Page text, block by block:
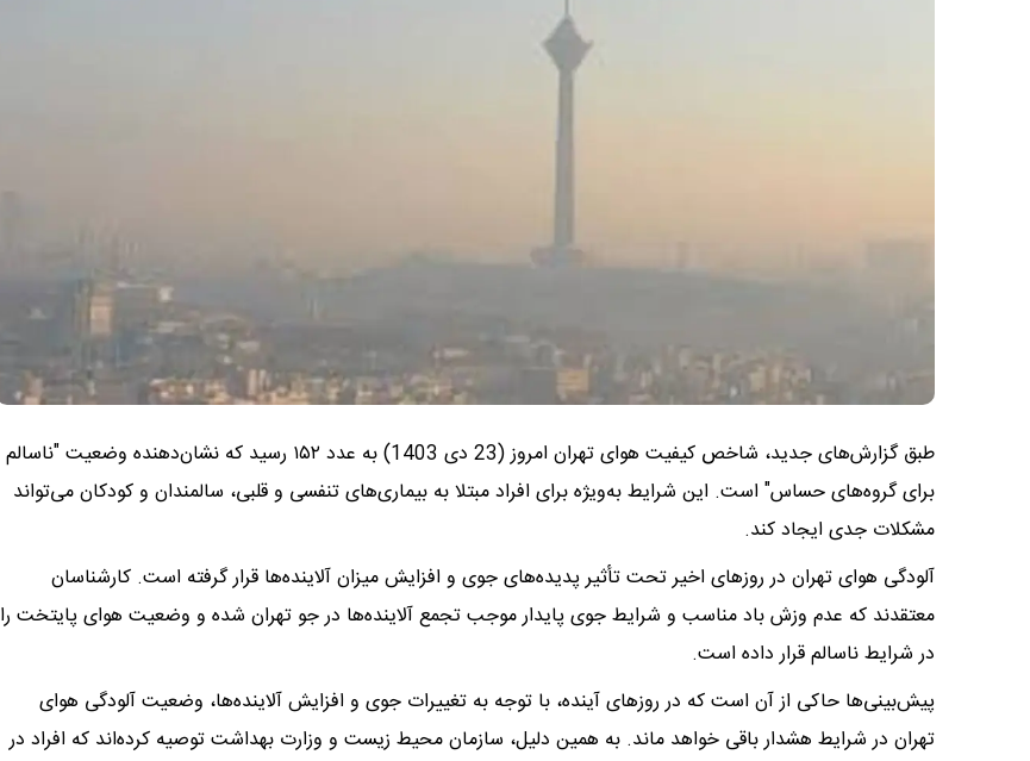
طبق گزارش‌های جدید، شاخص کیفیت هوای تهران امروز (23 دی 1403) به عدد ۱۵۲ رسید که نشان‌دهنده وضعیت "ناسالم
برای گروه‌های حساس" است. این شرایط به‌ویژه برای افراد مبتلا به بیماری‌های تنفسی و قلبی، سالمندان و کودکان می‌تواند
مشکلات جدی ایجاد کند.
آلودگی هوای تهران در روزهای اخیر تحت تأثیر پدیده‌های جوی و افزایش میزان آلاینده‌ها قرار گرفته است. کارشناسان
معتقدند که عدم وزش باد مناسب و شرایط جوی پایدار موجب تجمع آلاینده‌ها در جو تهران شده و وضعیت هوای پایتخت را
در شرایط ناسالم قرار داده است.
پیش‌بینی‌ها حاکی از آن است که در روزهای آینده، با توجه به تغییرات جوی و افزایش آلاینده‌ها، وضعیت آلودگی هوای
تهران در شرایط هشدار باقی خواهد ماند. به همین دلیل، سازمان محیط زیست و وزارت بهداشت توصیه کرده‌اند که افراد در